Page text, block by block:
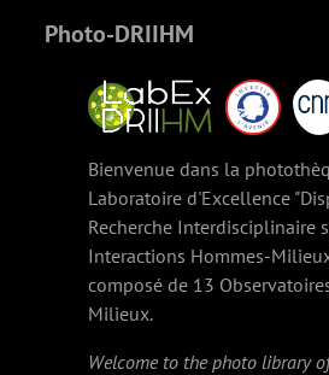
Photo-DRIIHM
Bienvenue dans la
Laboratoire d'Excellence
Recherche Interdisciplinaire
Interactions Hommes-
composé de 13
Milieux.
Welcome to the photo library